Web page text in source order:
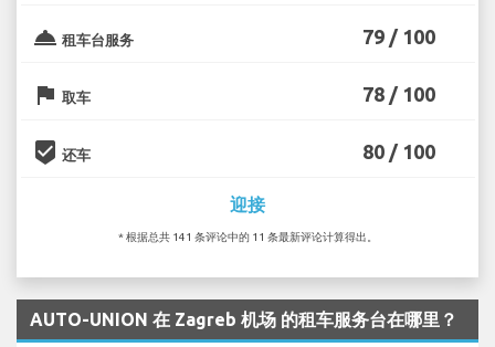
room_service 租车台服务 79 / 100
flag 取车 78 / 100
beenhere 还车 80 / 100
迎接
* 根据总共 141 条评论中的 11 条最新评论计算得出。
AUTO-UNION 在 Zagreb 机场 的租车服务台在哪里？